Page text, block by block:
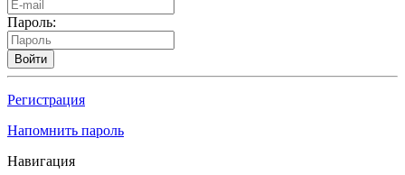
Пароль:
Войти
Регистрация
Напомнить пароль
Навигация